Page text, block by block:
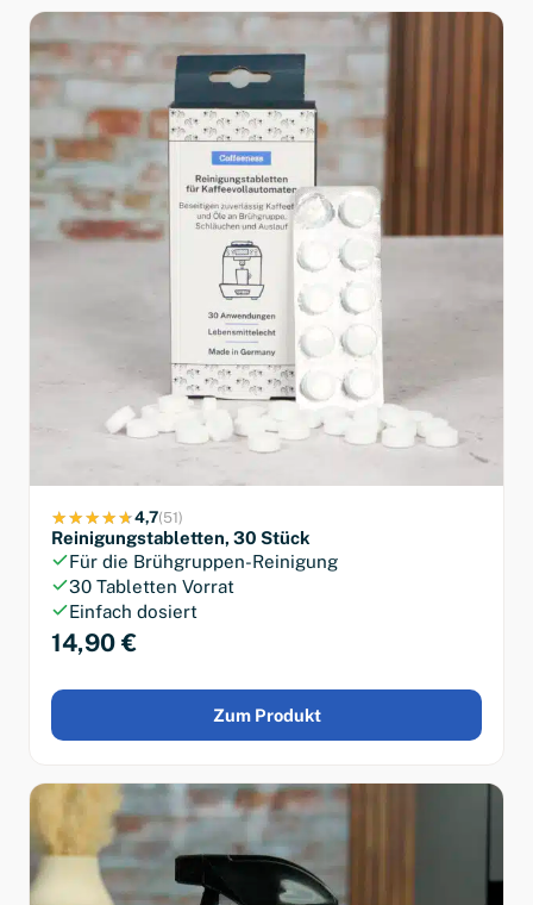
4,7(51)
Reinigungstabletten, 30 Stück
Für die Brühgruppen-Reinigung
30 Tabletten Vorrat
Einfach dosiert
14,90 €
Zum Produkt